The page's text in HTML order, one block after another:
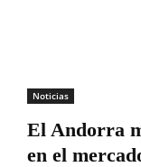
Noticias
El Andorra
en el